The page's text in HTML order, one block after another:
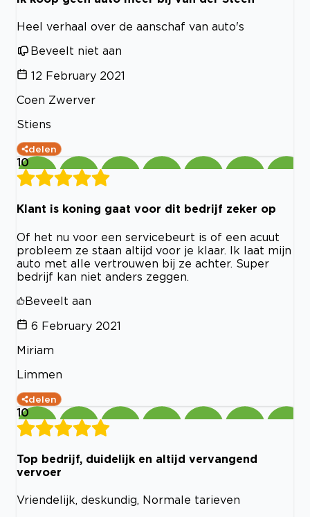
Heel verhaal over de aanschaf van auto's
Beveelt niet aan
12 February 2021
Coen Zwerver
Stiens
delen
10
Klant is koning gaat voor dit bedrijf zeker op
Of het nu voor een servicebeurt is of een acuut
probleem ze staan altijd voor je klaar. Ik laat mijn
auto met alle vertrouwen bij ze achter. Super
bedrijf kan niet anders zeggen.
Beveelt aan
6 February 2021
Miriam
Limmen
delen
10
Top bedrijf, duidelijk en altijd vervangend
vervoer
Vriendelijk, deskundig, Normale tarieven